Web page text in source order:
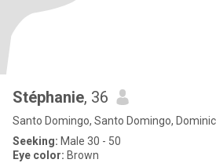
Stéphanie, 36
Santo Domingo, Santo Domingo,
Seeking: Male 30 - 50
Eye color: Brown